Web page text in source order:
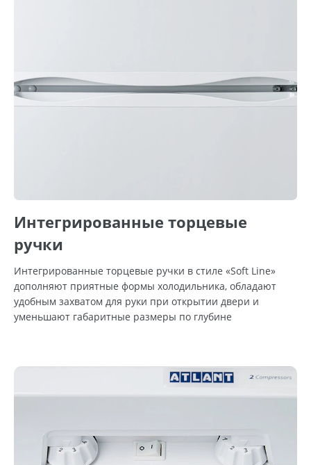
Интегрированные торцевые
ручки
Интегрированные торцевые ручки в стиле «Soft Line»
дополняют приятные формы холодильника, обладают
удобным захватом для руки при открытии двери и
уменьшают габаритные размеры по глубине